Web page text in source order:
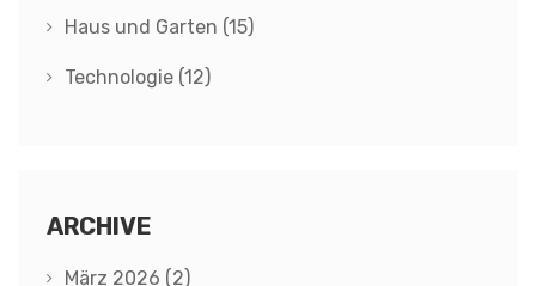
Haus und Garten (15)
Technologie (12)
ARCHIVE
März 2026 (2)